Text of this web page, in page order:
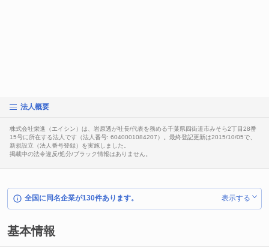
法人概要
株式会社栄進（エイシン）は、岩原透が社長/代表を務める千葉県四街道市みそら2丁目28番
15号に所在する法人です（法人番号: 6040001084207）。最終登記更新は2015/10/05で、
新規設立（法人番号登録）を実施しました。
掲載中の法令違反/処分/ブラック情報はありません。
全国に同名企業が130件あります。 表示する
基本情報